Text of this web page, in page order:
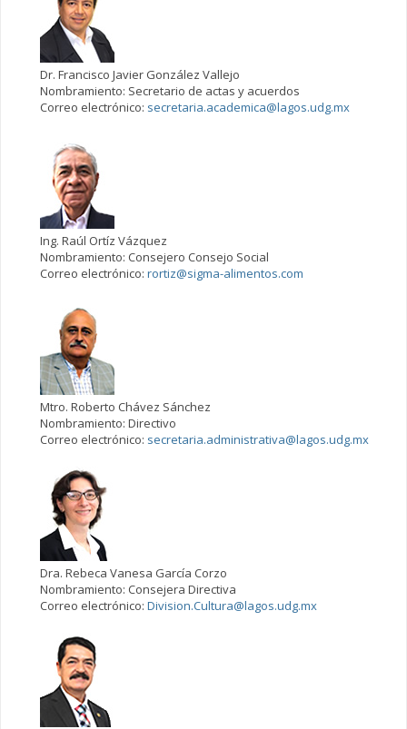
Dr. Francisco Javier González Vallejo
Nombramiento: Secretario de actas y acuerdos
Correo electrónico: secretaria.academica@lagos.udg.mx
Ing. Raúl Ortíz Vázquez
Nombramiento: Consejero Consejo Social
Correo electrónico: rortiz@sigma-alimentos.com
Mtro. Roberto Chávez Sánchez
Nombramiento: Directivo
Correo electrónico: secretaria.administrativa@lagos.udg.mx
Dra. Rebeca Vanesa García Corzo
Nombramiento: Consejera Directiva
Correo electrónico: Division.Cultura@lagos.udg.mx